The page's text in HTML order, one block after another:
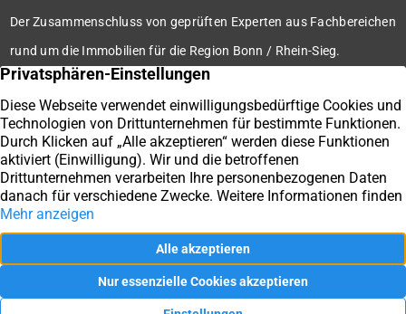
Der Zusammenschluss von geprüften Experten aus Fachbereichen
rund um die Immobilien für die Region Bonn / Rhein-Sieg.
Ihre Immobilienmakler der Immobilienbörse Bonn / Rhein-